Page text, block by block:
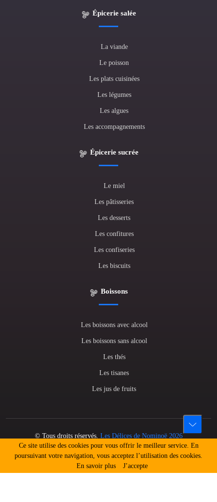
Épicerie salée
La viande
Le poisson
Les plats cuisinées
Les légumes
Les algues
Les accompagnements
Épicerie sucrée
Le miel
Les pâtisseries
Les desserts
Les confitures
Les confiseries
Les biscuits
Boissons
Les boissons avec alcool
Les boissons sans alcool
Les thés
Les tisanes
Les jus de fruits
© Tous droits réservés. Les Délices de Nominoë 2026
L'abus d'alcool est dangereux pour la santé. A consommer avec
modération.
Ce site utilise des cookies pour vous offrir le meilleur service. En
poursuivant votre navigation, vous acceptez l’utilisation des cookies.
En savoir plus
J’accepte